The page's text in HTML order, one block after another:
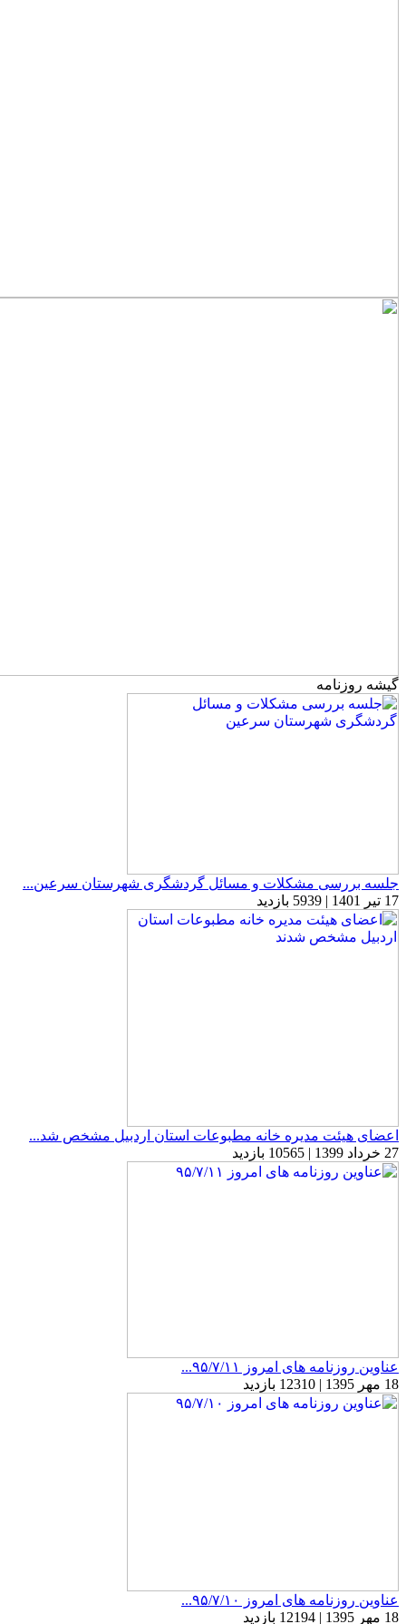
گیشه روزنامه
جلسه بررسی مشکلات و مسائل گردشگری شهرستان سرعین...
17 تیر 1401 | 5939 بازدید
اعضای هیئت مدیره خانه مطبوعات استان اردبیل مشخص شد...
27 خرداد 1399 | 10565 بازدید
عناوین روزنامه های امروز ۹۵/۷/۱۱...
18 مهر 1395 | 12310 بازدید
عناوین روزنامه های امروز ۹۵/۷/۱۰...
18 مهر 1395 | 12194 بازدید